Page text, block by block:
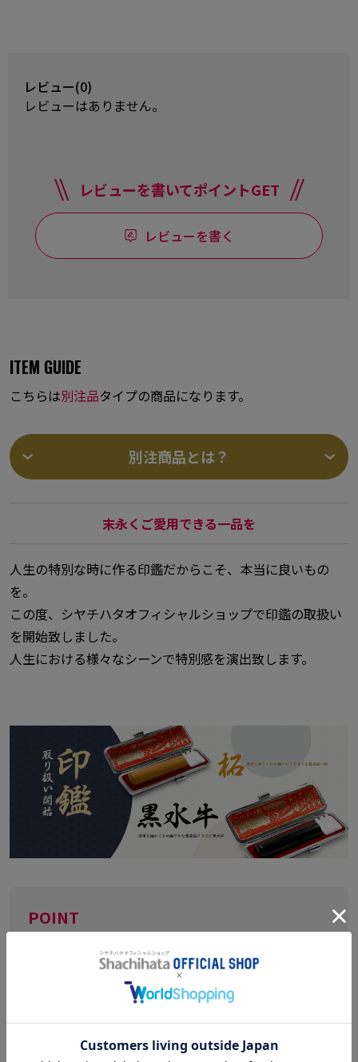
レビュー(0)
レビューはありません。
レビューを書いてポイントGET
レビューを書く
ITEM GUIDE
こちらは別注品タイプの商品になります。
別注商品とは？
末永くご愛用できる一品を
人生の特別な時に作る印鑑だからこそ、本当に良いもの
を。
この度、シヤチハタオフィシャルショップで印鑑の取扱い
を開始致しました。
人生における様々なシーンで特別感を演出致します。
POINT
▼最高級の柘印材
細密な彫刻に最適な、適度な硬さときめ細やかさを
有する最高級の柘を使用。
繊細で美しい印影を得ることができます。
▼シヤチハタオリジナルフォント